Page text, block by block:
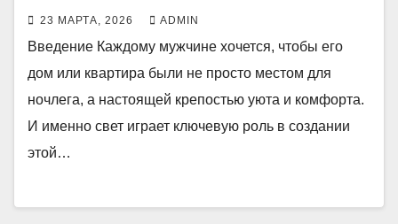
23 МАРТА, 2026 ADMIN
Введение Каждому мужчине хочется, чтобы его
дом или квартира были не просто местом для
ночлега, а настоящей крепостью уюта и комфорта.
И именно свет играет ключевую роль в создании
этой…